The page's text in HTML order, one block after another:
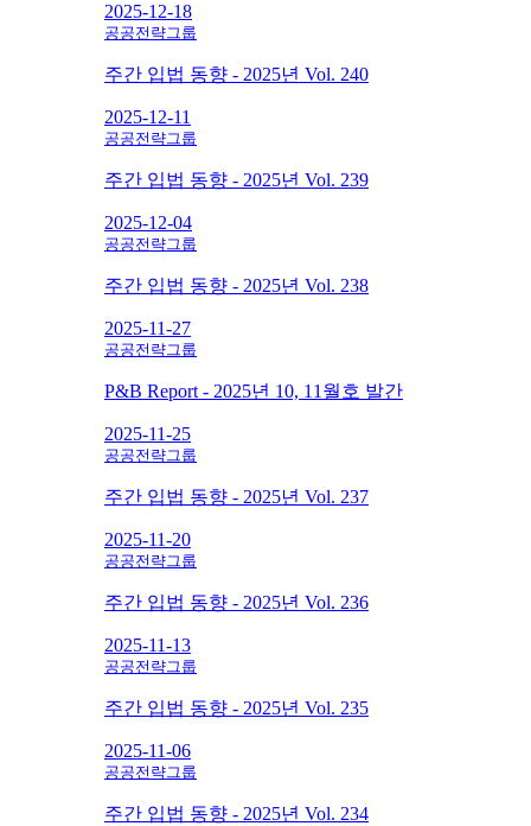
2025-12-18
공공전략그룹
주간 입법 동향 - 2025년 Vol. 240
2025-12-11
공공전략그룹
주간 입법 동향 - 2025년 Vol. 239
2025-12-04
공공전략그룹
주간 입법 동향 - 2025년 Vol. 238
2025-11-27
공공전략그룹
P&B Report - 2025년 10, 11월호 발간
2025-11-25
공공전략그룹
주간 입법 동향 - 2025년 Vol. 237
2025-11-20
공공전략그룹
주간 입법 동향 - 2025년 Vol. 236
2025-11-13
공공전략그룹
주간 입법 동향 - 2025년 Vol. 235
2025-11-06
공공전략그룹
주간 입법 동향 - 2025년 Vol. 234